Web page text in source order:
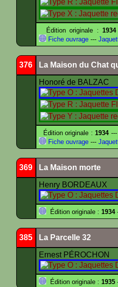
Édition originale :1934
Fiche ouvrage ---
376 La Maison du Chat
Honoré de BALZAC
Édition originale :1934---
Fiche ouvrage ---
369 La Maison morte
Henry BORDEAUX
Édition originale : 1934
385 La Parcelle 32
Ernest PÉROCHON
Édition originale : 1935